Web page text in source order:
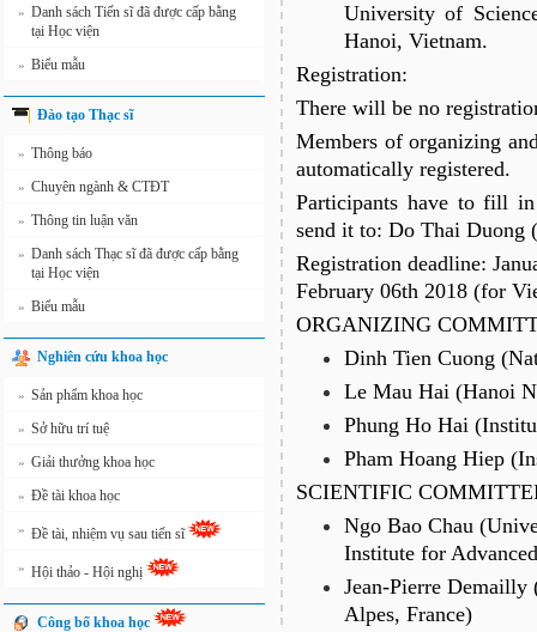
» Danh sách Tiến sĩ đã được cấp bằng
tại Học viện
» Biểu mẫu
Đào tạo Thạc sĩ
» Thông báo
» Chuyên ngành & CTĐT
» Thông tin luận văn
» Danh sách Thạc sĩ đã được cấp bằng
tại Học viện
» Biểu mẫu
Nghiên cứu khoa học
» Sản phẩm khoa học
» Sở hữu trí tuệ
» Giải thưởng khoa học
» Đề tài khoa học
» Đề tài, nhiệm vụ sau tiến sĩ
» Hội thảo - Hội nghị
Công bố khoa học
University of
Hanoi, Vietnam.
Registration:
There will be no
Members of organizing
automatically registered.
Participants have to fill
send it to: Do Thai Duong
Registration deadline:
February 06th 2018 (for
ORGANIZING
Dinh Tien Cuong
Le Mau Hai (Hanoi
Phung Ho Hai
Pham Hoang Hiep
SCIENTIFIC
Ngo Bao Chau
Institute for
Jean-Pierre
Alpes, France)